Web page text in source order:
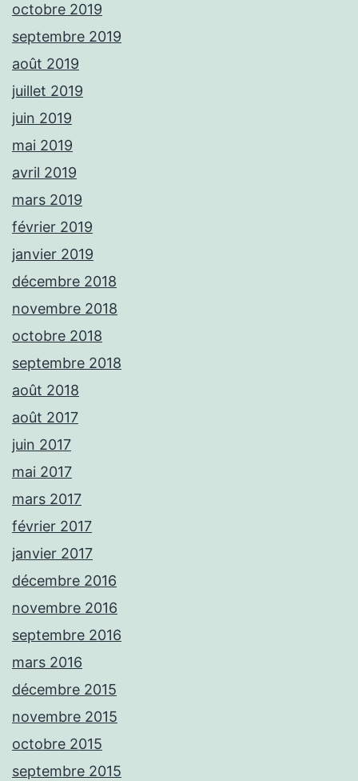
octobre 2019
septembre 2019
août 2019
juillet 2019
juin 2019
mai 2019
avril 2019
mars 2019
février 2019
janvier 2019
décembre 2018
novembre 2018
octobre 2018
septembre 2018
août 2018
août 2017
juin 2017
mai 2017
mars 2017
février 2017
janvier 2017
décembre 2016
novembre 2016
septembre 2016
mars 2016
décembre 2015
novembre 2015
octobre 2015
septembre 2015